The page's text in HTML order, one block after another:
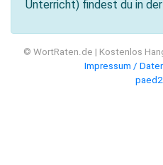
Unterricht) findest du in der
© WortRaten.de | Kostenlos
Impressum /